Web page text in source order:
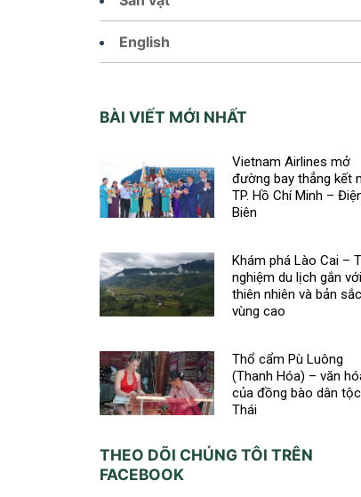
English
BÀI VIẾT MỚI NHẤT
Vietnam Airlines mở
đường bay thẳng kết
TP. Hồ Chí Minh –
Biên
Khám phá Lào Cai –
nghiệm du lịch gắn với
thiên nhiên và bản sắc
vùng cao
Thổ cẩm Pù Luông
(Thanh Hóa) – văn
của đồng bào dân tộc
Thái
THEO DÕI CHÚNG TÔI TRÊN
FACEBOOK